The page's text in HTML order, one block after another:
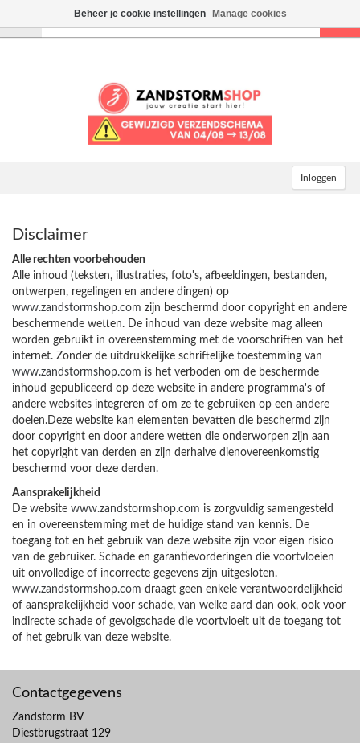
Inloggen
Disclaimer
Alle rechten voorbehouden
Alle inhoud (teksten, illustraties, foto's, afbeeldingen, bestanden,
ontwerpen, regelingen en andere dingen) op
www.zandstormshop.com zijn beschermd door copyright en andere
beschermende wetten. De inhoud van deze website mag alleen
worden gebruikt in overeenstemming met de voorschriften van het
internet. Zonder de uitdrukkelijke schriftelijke toestemming van
www.zandstormshop.com is het verboden om de beschermde
inhoud gepubliceerd op deze website in andere programma's of
andere websites integreren of om ze te gebruiken op een andere
doelen.Deze website kan elementen bevatten die beschermd zijn
door copyright en door andere wetten die onderworpen zijn aan
het copyright van derden en zijn derhalve dienovereenkomstig
beschermd voor deze derden.
Aansprakelijkheid
De website www.zandstormshop.com is zorgvuldig samengesteld
en in overeenstemming met de huidige stand van kennis. De
toegang tot en het gebruik van deze website zijn voor eigen risico
van de gebruiker. Schade en garantievorderingen die voortvloeien
uit onvolledige of incorrecte gegevens zijn uitgesloten.
www.zandstormshop.com draagt geen enkele verantwoordelijkheid
of aansprakelijkheid voor schade, van welke aard dan ook, ook voor
indirecte schade of gevolgschade die voortvloeit uit de toegang tot
of het gebruik van deze website.
Contactgegevens
Zandstorm BV
Diestbrugstraat 129
Beheer je cookie instellingen Manage cookies